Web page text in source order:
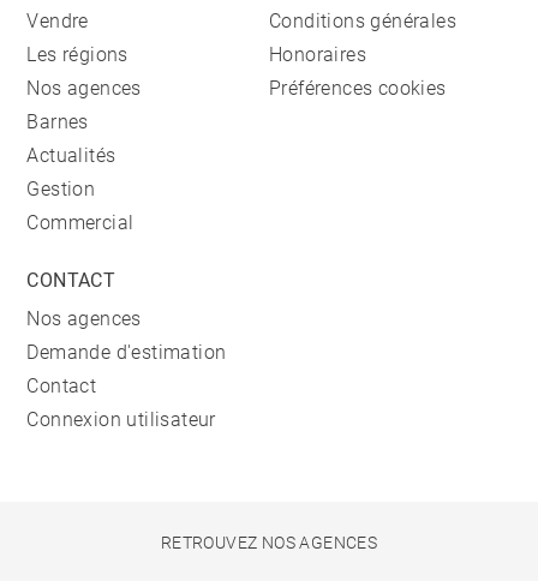
Vendre
Les régions
Nos agences
Barnes
Actualités
Gestion
Commercial
Conditions générales
Honoraires
Préférences cookies
CONTACT
Nos agences
Demande d'estimation
Contact
Connexion utilisateur
RETROUVEZ NOS AGENCES